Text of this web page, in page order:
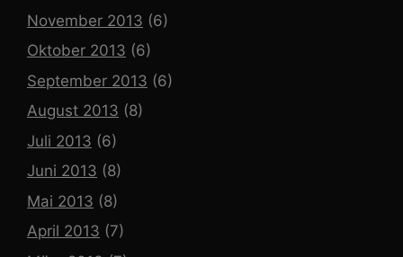
November 2013 (6)
Oktober 2013 (6)
September 2013 (6)
August 2013 (8)
Juli 2013 (6)
Juni 2013 (8)
Mai 2013 (8)
April 2013 (7)